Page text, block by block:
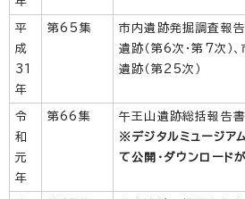
平
成
31
年
第65集
市内遺跡発掘調査報
遺跡（第6次・第7次）
遺跡（第25次）
令
和
元
年
第66集
午王山遺跡総括報告書
※デジタルミュージアム
て公開・ダウンロード